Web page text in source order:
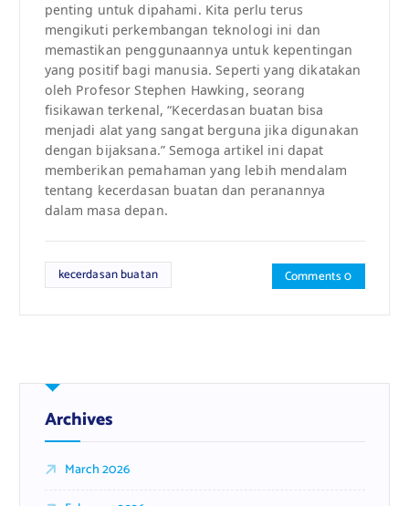
penting untuk dipahami. Kita perlu terus
mengikuti perkembangan teknologi ini dan
memastikan penggunaannya untuk kepentingan
yang positif bagi manusia. Seperti yang dikatakan
oleh Profesor Stephen Hawking, seorang
fisikawan terkenal, “Kecerdasan buatan bisa
menjadi alat yang sangat berguna jika digunakan
dengan bijaksana.” Semoga artikel ini dapat
memberikan pemahaman yang lebih mendalam
tentang kecerdasan buatan dan peranannya
dalam masa depan.
kecerdasan buatan Comments 0
Archives
March 2026